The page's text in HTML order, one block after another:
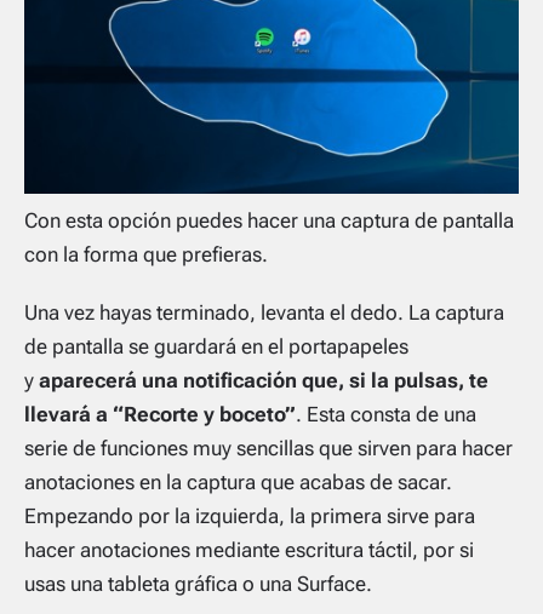
Con esta opción puedes hacer una captura de pantalla
con la forma que prefieras.
Una vez hayas terminado, levanta el dedo. La captura
de pantalla se guardará en el portapapeles
y aparecerá una notificación que, si la pulsas, te
llevará a “Recorte y boceto”. Esta consta de una
serie de funciones muy sencillas que sirven para hacer
anotaciones en la captura que acabas de sacar.
Empezando por la izquierda, la primera sirve para
hacer anotaciones mediante escritura táctil, por si
usas una tableta gráfica o una Surface.